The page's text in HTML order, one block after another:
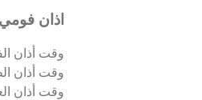
اذان
وقت أذان
وقت أذان
وقت أذان